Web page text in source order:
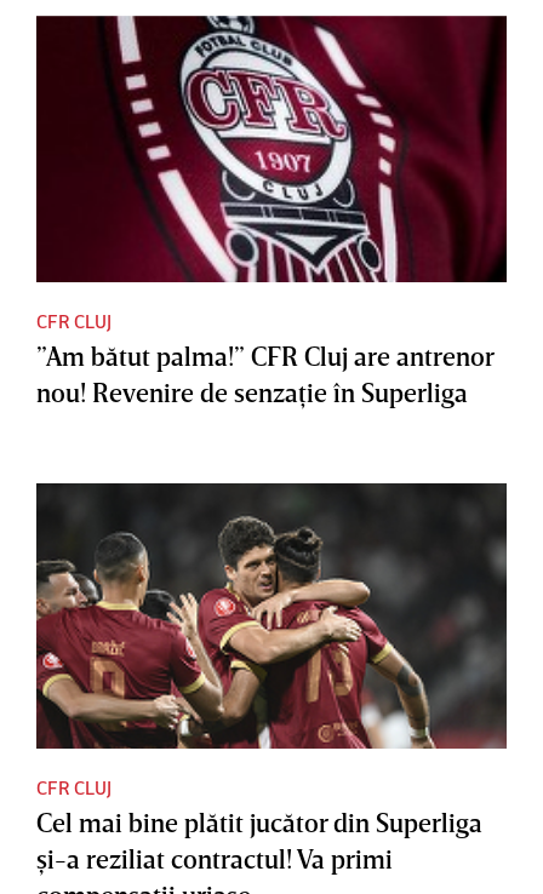
CFR CLUJ
”Am bătut palma!” CFR Cluj are antrenor
nou! Revenire de senzaţie în Superliga
CFR CLUJ
Cel mai bine plătit jucător din Superliga
şi-a reziliat contractul! Va primi